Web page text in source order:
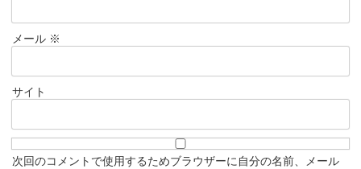
メール ※
サイト
次回のコメントで使用するためブラウザーに自分の名前、メール